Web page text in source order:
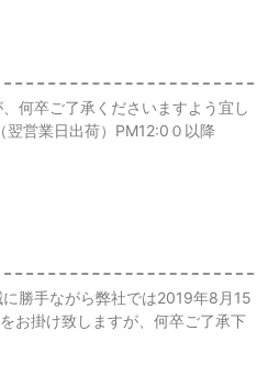
何卒ご了承くださいますよう宜し
営業日出荷）PM12:0０以降
勝手ながら弊社では2019年8月15
お掛け致しますが、何卒ご了承下